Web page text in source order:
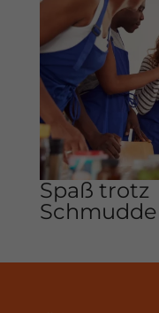
Spaß trotz